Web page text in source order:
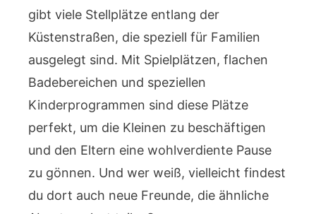
gibt viele Stellplätze entlang der
Küstenstraßen, die speziell für Familien
ausgelegt sind. Mit Spielplätzen, flachen
Badebereichen und speziellen
Kinderprogrammen sind diese Plätze
perfekt, um die Kleinen zu beschäftigen
und den Eltern eine wohlverdiente Pause
zu gönnen. Und wer weiß, vielleicht findest
du dort auch neue Freunde, die ähnliche